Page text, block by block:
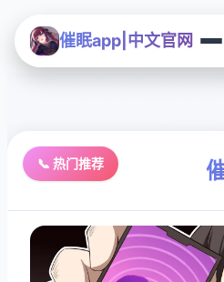
催眠app|中文官网
📞 热门推荐